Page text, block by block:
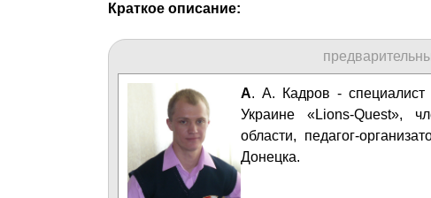
Краткое описание:
А. А. Кадров - специалист
Украине «Lions-Quest»,
области, педагог-
Донецка.